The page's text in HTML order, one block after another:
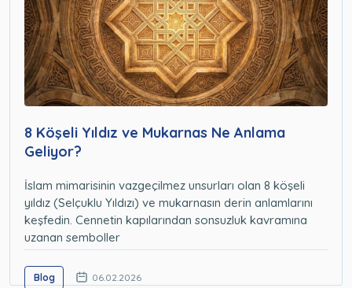
8 Köşeli Yıldız ve Mukarnas Ne Anlama
Geliyor?
İslam mimarisinin vazgeçilmez unsurları olan 8 köşeli
yıldız (Selçuklu Yıldızı) ve mukarnasın derin anlamlarını
keşfedin. Cennetin kapılarından sonsuzluk kavramına
uzanan semboller
Blog 06.02.2026